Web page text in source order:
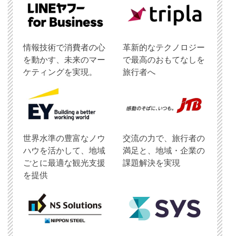
情報技術で消費者の心
を動かす、未来のマー
ケティングを実現。
革新的なテクノロジー
で最高のおもてなしを
旅行者へ
世界水準の豊富なノウ
ハウを活かして、地域
ごとに最適な観光支援
を提供
交流の力で、旅行者の
満足と、地域・企業の
課題解決を実現